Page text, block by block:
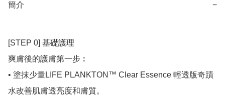
簡介 −
[STEP 0] 基礎護理
爽膚後的護膚第一步︰
• 塗抹少量LIFE PLANKTON™ Clear Essence 輕透版奇蹟
水改善肌膚透亮度和膚質。